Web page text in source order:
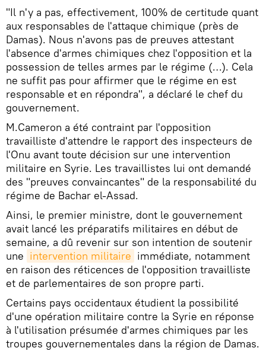
"Il n'y a pas, effectivement, 100% de certitude quant
aux responsables de l'attaque chimique (près de
Damas). Nous n'avons pas de preuves attestant
l'absence d'armes chimiques chez l'opposition et la
possession de telles armes par le régime (…). Cela
ne suffit pas pour affirmer que le régime en est
responsable et en répondra", a déclaré le chef du
gouvernement.
M.Cameron a été contraint par l'opposition
travailliste d'attendre le rapport des inspecteurs de
l'Onu avant toute décision sur une intervention
militaire en Syrie. Les travaillistes lui ont demandé
des "preuves convaincantes" de la responsabilité du
régime de Bachar el-Assad.
Ainsi, le premier ministre, dont le gouvernement
avait lancé les préparatifs militaires en début de
semaine, a dû revenir sur son intention de soutenir
une intervention militaire immédiate, notamment
en raison des réticences de l'opposition travailliste
et de parlementaires de son propre parti.
Certains pays occidentaux étudient la possibilité
d'une opération militaire contre la Syrie en réponse
à l'utilisation présumée d'armes chimiques par les
troupes gouvernementales dans la région de Damas.